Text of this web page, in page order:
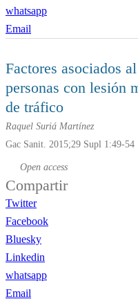
whatsapp
Email
Factores asociados
personas con lesión
de tráfico
Raquel Suriá Martínez
Gac Sanit. 2015;29 Supl 1:49-54
Open access
Compartir
Twitter
Facebook
Bluesky
Linkedin
whatsapp
Email